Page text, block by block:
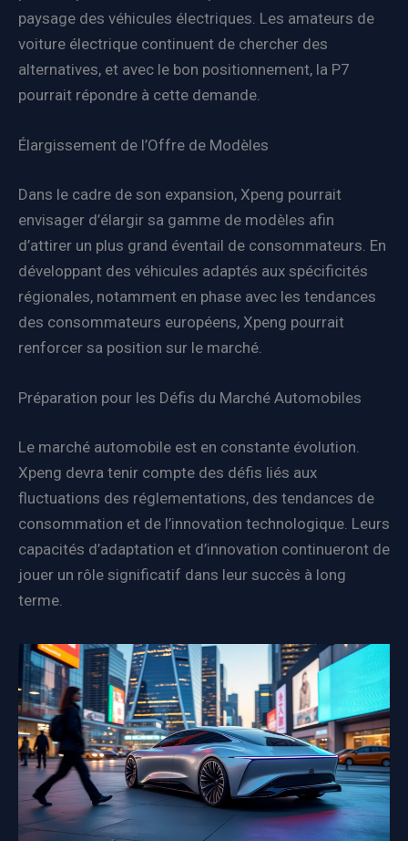
paysage des véhicules électriques. Les amateurs de
voiture électrique continuent de chercher des
alternatives, et avec le bon positionnement, la P7
pourrait répondre à cette demande.
Élargissement de l’Offre de Modèles
Dans le cadre de son expansion, Xpeng pourrait
envisager d’élargir sa gamme de modèles afin
d’attirer un plus grand éventail de consommateurs. En
développant des véhicules adaptés aux spécificités
régionales, notamment en phase avec les tendances
des consommateurs européens, Xpeng pourrait
renforcer sa position sur le marché.
Préparation pour les Défis du Marché Automobiles
Le marché automobile est en constante évolution.
Xpeng devra tenir compte des défis liés aux
fluctuations des réglementations, des tendances de
consommation et de l’innovation technologique. Leurs
capacités d’adaptation et d’innovation continueront de
jouer un rôle significatif dans leur succès à long
terme.